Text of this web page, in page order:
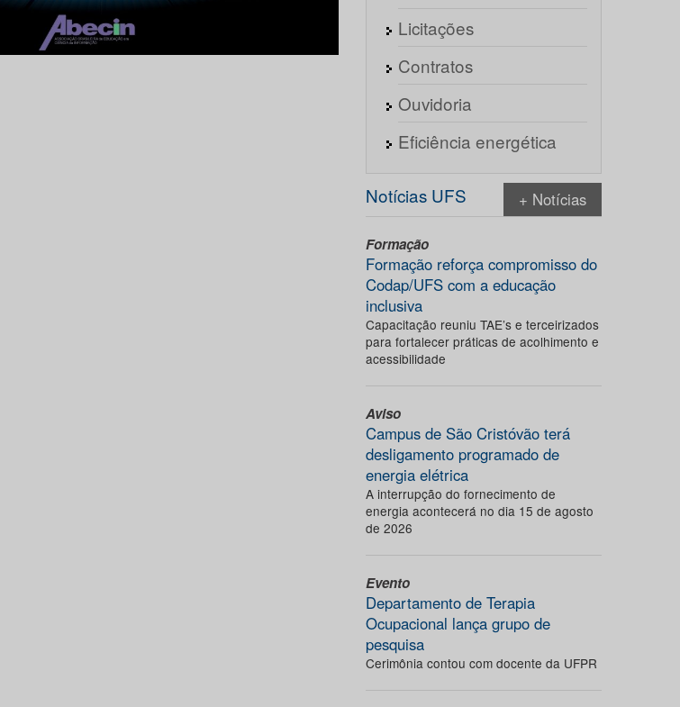
Licitações
Contratos
Ouvidoria
Eficiência energética
Notícias UFS + Notícias
Formação
Formação reforça compromisso do
Codap/UFS com a educação
inclusiva
Capacitação reuniu TAE’s e terceirizados
para fortalecer práticas de acolhimento e
acessibilidade
Aviso
Campus de São Cristóvão terá
desligamento programado de
energia elétrica
A interrupção do fornecimento de
energia acontecerá no dia 15 de agosto
de 2026
Evento
Departamento de Terapia
Ocupacional lança grupo de
pesquisa
Cerimônia contou com docente da UFPR